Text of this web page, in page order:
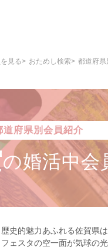
見る おためし検索 都道府県
道府県別会員紹介
の婚活中会
歴史的魅力あふれる佐賀県
フェスタの空一面が気球の